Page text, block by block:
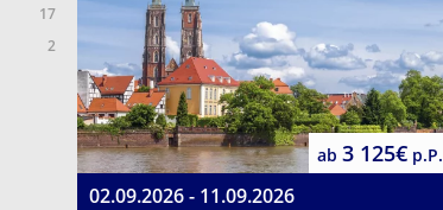
17
2
02.09.2026 - 11.09.2026
ab 3 125€ p.P.